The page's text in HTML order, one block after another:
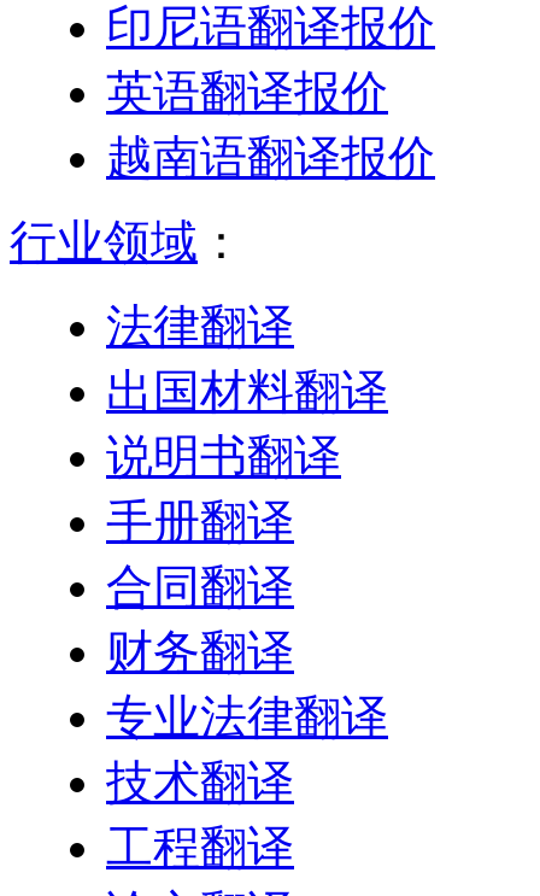
印尼语翻译报价
英语翻译报价
越南语翻译报价
行业领域 ：
法律翻译
出国材料翻译
说明书翻译
手册翻译
合同翻译
财务翻译
专业法律翻译
技术翻译
工程翻译